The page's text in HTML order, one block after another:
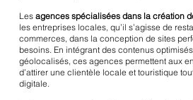
Lesagences spécialisées dans la création
les entreprises locales, qu’il s’agisse de
commerces, dans la conception de sites
besoins. En intégrant des contenus
géolocalisés, ces agences permettent aux
d’attirer une clientèle locale et touristique
digitale.